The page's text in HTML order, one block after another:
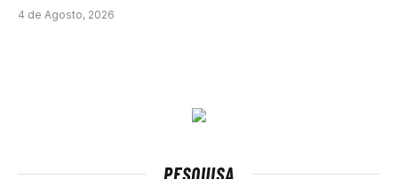
4 de Agosto, 2026
PESQUISA